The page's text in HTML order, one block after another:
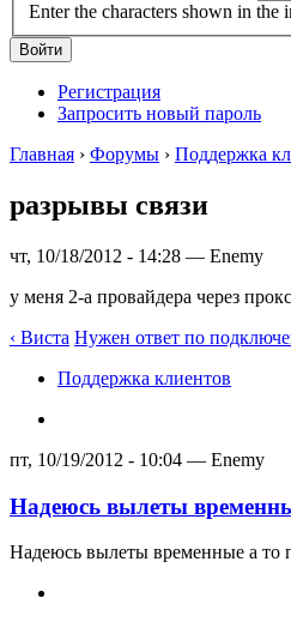
Enter the characters shown in the
Регистрация
Запросить новый пароль
Главная › Форумы › Поддержка
разрывы связи
чт, 10/18/2012 - 14:28 — Enemy
у меня 2-а провайдера через
‹ Виста Нужен ответ по
Поддержка клиентов
пт, 10/19/2012 - 10:04 — Enemy
Надеюсь вылеты
Надеюсь вылеты временные а то